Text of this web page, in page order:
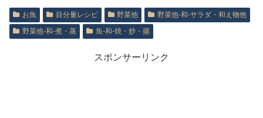
お魚 目分量レシピ 野菜他
野菜他‐和‐サラダ・和え物他
野菜他‐和‐煮・蒸
魚‐和‐焼・炒・揚
スポンサーリンク